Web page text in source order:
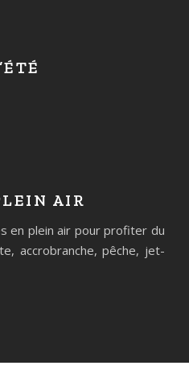
AIR
en plein air pour profiter du
accrobranche, pêche, jet-